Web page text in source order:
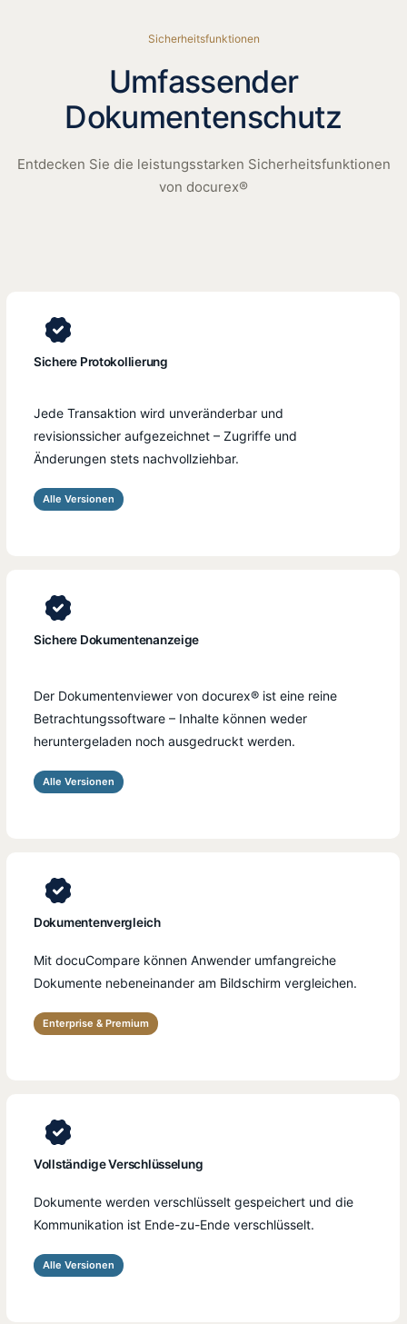
Sicherheitsfunktionen
Umfassender
Dokumentenschutz
Entdecken Sie die leistungsstarken Sicherheitsfunktionen
von docurex®
Sichere Protokollierung
Jede Transaktion wird unveränderbar und
revisionssicher aufgezeichnet – Zugriffe und
Änderungen stets nachvollziehbar.
Alle Versionen
Sichere Dokumentenanzeige
Der Dokumentenviewer von docurex® ist eine reine
Betrachtungssoftware – Inhalte können weder
heruntergeladen noch ausgedruckt werden.
Alle Versionen
Dokumentenvergleich
Mit docuCompare können Anwender umfangreiche
Dokumente nebeneinander am Bildschirm vergleichen.
Enterprise & Premium
Vollständige Verschlüsselung
Dokumente werden verschlüsselt gespeichert und die
Kommunikation ist Ende-zu-Ende verschlüsselt.
Alle Versionen